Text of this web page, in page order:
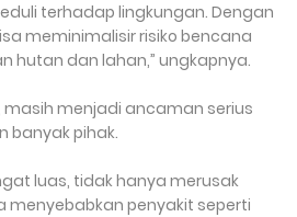
terhadap lingkungan. Dengan
meminimalisir risiko bencana
hutan dan lahan,” ungkapnya.
menjadi ancaman serius
banyak pihak.
luas, tidak hanya merusak
menyebabkan penyakit seperti